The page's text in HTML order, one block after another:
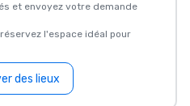
et envoyez votre demande
l'espace idéal pour
des lieux